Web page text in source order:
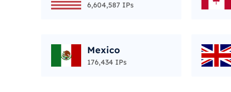
6,604,587 IPs
Mexico
176,434 IPs